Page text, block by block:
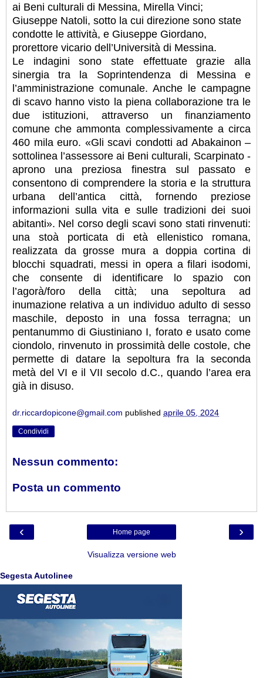
ai Beni culturali di Messina, Mirella Vinci;
Giuseppe Natoli, sotto la cui direzione sono state
condotte le attività, e Giuseppe Giordano,
prorettore vicario dell’Università di Messina.
Le indagini sono state effettuate grazie alla
sinergia tra la Soprintendenza di Messina e
l’amministrazione comunale. Anche le campagne
di scavo hanno visto la piena collaborazione tra le
due istituzioni, attraverso un finanziamento
comune che ammonta complessivamente a circa
460 mila euro. «Gli scavi condotti ad Abakainon –
sottolinea l’assessore ai Beni culturali, Scarpinato -
aprono una preziosa finestra sul passato e
consentono di comprendere la storia e la struttura
urbana dell’antica città, fornendo preziose
informazioni sulla vita e sulle tradizioni dei suoi
abitanti». Nel corso degli scavi sono stati rinvenuti:
una stoà porticata di età ellenistico romana,
realizzata da grosse mura a doppia cortina di
blocchi squadrati, messi in opera a filari isodomi,
che consente di identificare lo spazio con
l’agorà/foro della città; una sepoltura ad
inumazione relativa a un individuo adulto di sesso
maschile, deposto in una fossa terragna; un
pentanummo di Giustiniano I, forato e usato come
ciondolo, rinvenuto in prossimità delle costole, che
permette di datare la sepoltura fra la seconda
metà del VI e il VII secolo d.C., quando l’area era
già in disuso.
dr.riccardopicone@gmail.com published aprile 05, 2024
Condividi
Nessun commento:
Posta un commento
‹ ›
Home page
Visualizza versione web
Segesta Autolinee